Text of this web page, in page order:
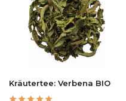
Kräutertee: Verbena BIO